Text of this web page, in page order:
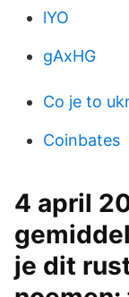
lYO
gAxHG
Co je to
Coinbates
4 april
je dit